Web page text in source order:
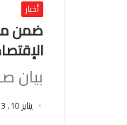
أخبار
ضمن
بيان
يناير 10, 2023